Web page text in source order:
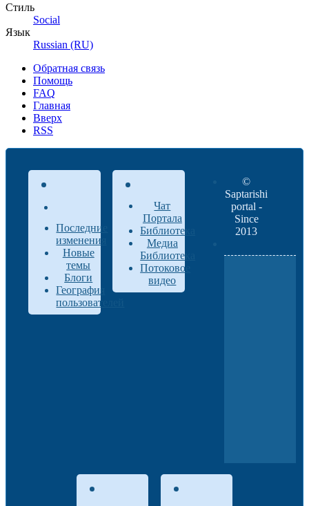
Стиль
Social
Язык
Russian (RU)
Обратная связь
Помощь
FAQ
Главная
Вверх
RSS
Последние
изменения
Новые
темы
Блоги
География
пользователей
Чат
Портала
Библиотека
Медиа
Библиотека
Потоковое
видео
©
Saptarishi
portal -
Since
2013